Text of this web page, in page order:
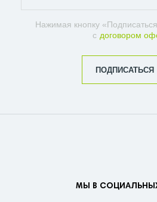
Нажимая кнопку
с договором
ПОДПИСАТЬСЯ
МЫ В